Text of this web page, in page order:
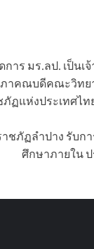
าร มร.ลป. เป็นเ
าคณบดีคณะวิทย
ฏแห่งประเทศไท
ชภัฏลำปาง รับก
ศึกษาภายใน ป